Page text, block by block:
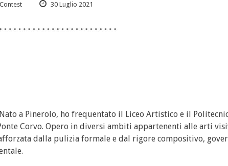
30 Luglio 2021
a Pinerolo, ho frequentato il Liceo Artistico e il
Corvo. Opero in diversi ambiti appartenenti alle arti
dalla pulizia formale e dal rigore compositivo,